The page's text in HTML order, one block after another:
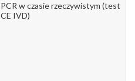
PCR w czasie rzeczywistym (test
CE IVD)